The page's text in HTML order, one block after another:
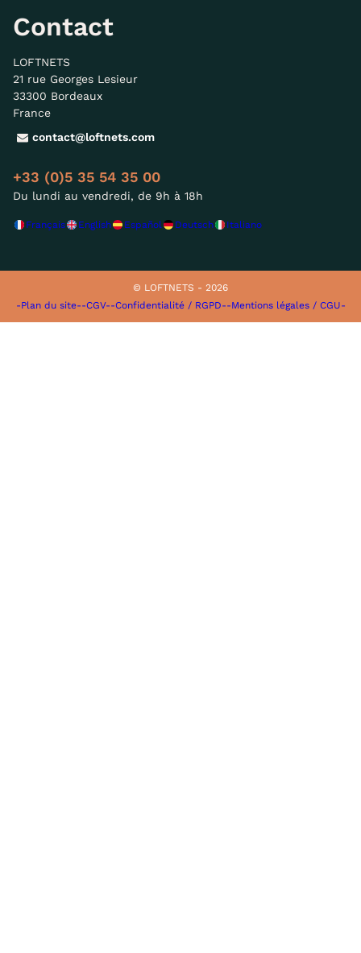
Contact
LOFTNETS
21 rue Georges Lesieur
33300 Bordeaux
France
contact@loftnets.com
+33 (0)5 35 54 35 00
Du lundi au vendredi, de 9h à 18h
Français English Español Deutsch Italiano
© LOFTNETS - 2026
-Plan du site--CGV--Confidentialité / RGPD--Mentions légales / CGU-